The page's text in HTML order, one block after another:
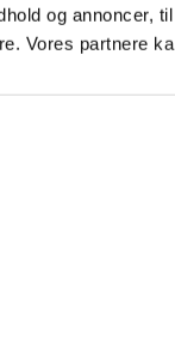
og annoncer,
Vores partnere